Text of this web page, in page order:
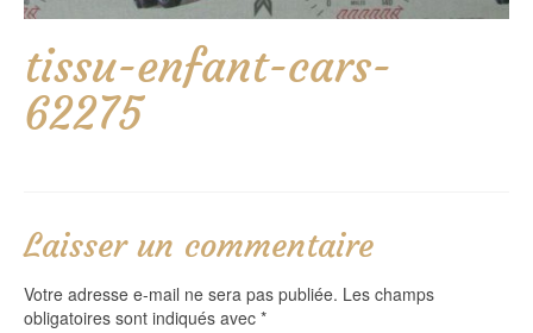
tissu-enfant-cars-
62275
Laisser un commentaire
Votre adresse e-mail ne sera pas publiée. Les champs
obligatoires sont indiqués avec *